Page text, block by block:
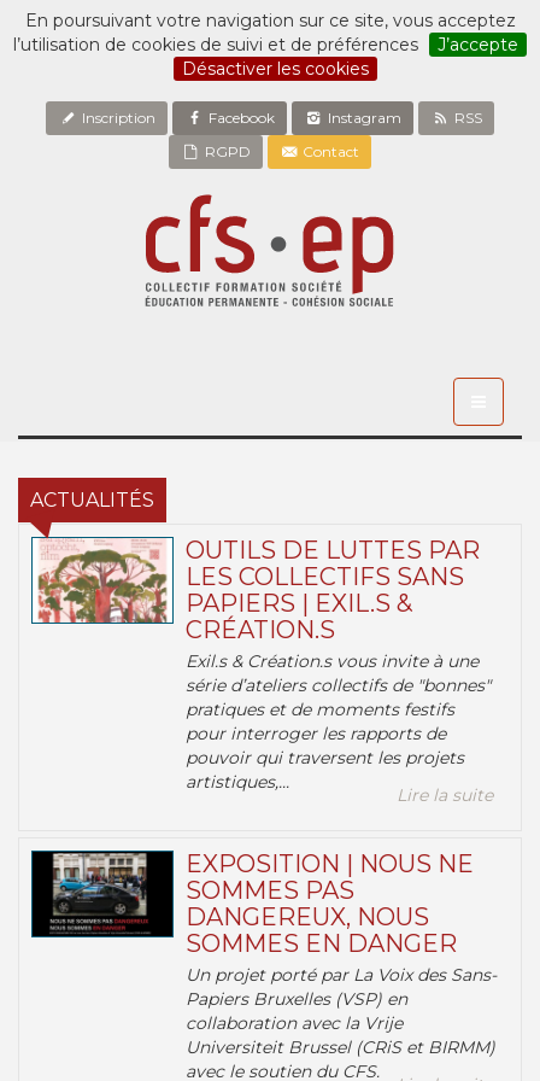
En poursuivant votre navigation sur ce site, vous acceptez
l’utilisation de cookies de suivi et de préférences
J’accepte
Désactiver les cookies
Inscription Facebook Instagram
RSS
RGPD
Contact
ACTUALITÉS
OUTILS DE LUTTES PAR
LES COLLECTIFS SANS
PAPIERS | EXIL.S &
CRÉATION.S
Exil.s & Création.s vous invite à une
série d’ateliers collectifs de "bonnes"
pratiques et de moments festifs
pour interroger les rapports de
pouvoir qui traversent les projets
artistiques,...
Lire la suite
EXPOSITION | NOUS NE
SOMMES PAS
DANGEREUX, NOUS
SOMMES EN DANGER
Un projet porté par La Voix des Sans-
Papiers Bruxelles (VSP) en
collaboration avec la Vrije
Universiteit Brussel (CRiS et BIRMM)
avec le soutien du CFS.